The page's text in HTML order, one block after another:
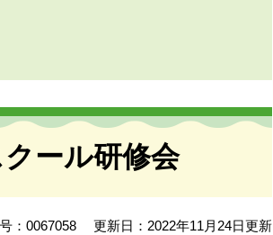
ール研修会
：0067058 更新日：2022年11月24日更新